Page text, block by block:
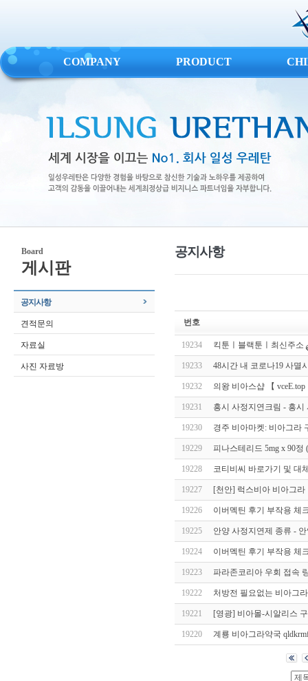
COMPANY PRODUCT
Board
게시판
공지사항
견적문의
자료실
사진 자료방
공지사항
번호
19234 킥툰ㅣ블랙툰ㅣ최신주소
19233 48시간 내 코로나19 사멸
19232 의왕 비아스샵 【 vceE.top
19231 흥시 사정지연크림 - 흥
19230 경주 비아마켓: 비아그라
19229 피나스테리드 5mg x 90
19228 코티비씨 바로가기 및 대
19227 [천안] 럭스비아 비아그라
19226 이버멕틴 후기 부작용 체
19225 안양 사정지연제 종류 -
19224 이버멕틴 후기 부작용 체
19223 파라존코리아 우회 접속
19222 처방전 필요없는 비아그
19221 [영광] 비아몰-시알리스
19220 계룡 비아그라약국